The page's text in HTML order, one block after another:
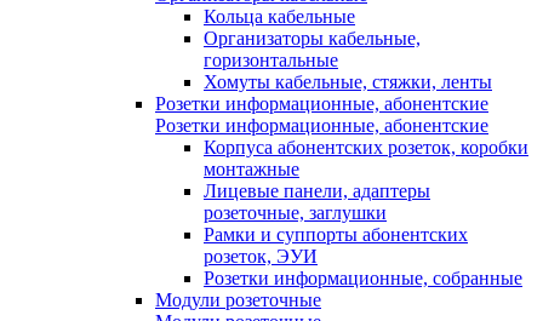
Кольца кабельные
Организаторы кабельные,
горизонтальные
Хомуты кабельные, стяжки, ленты
Розетки информационные, абонентские
Розетки информационные, абонентские
Корпуса абонентских розеток, коробки
монтажные
Лицевые панели, адаптеры
розеточные, заглушки
Рамки и суппорты абонентских
розеток, ЭУИ
Розетки информационные, собранные
Модули розеточные